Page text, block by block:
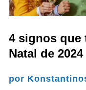
4 signos que
Natal de 2024
por